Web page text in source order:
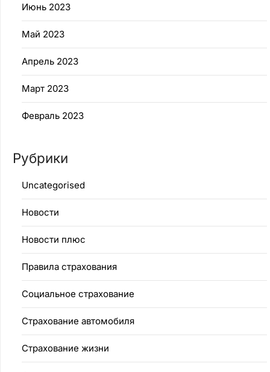
Июнь 2023
Май 2023
Апрель 2023
Март 2023
Февраль 2023
Рубрики
Uncategorised
Новости
Новости плюс
Правила страхования
Социальное страхование
Страхование автомобиля
Страхование жизни